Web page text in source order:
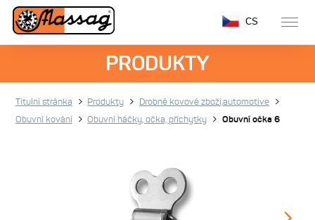
CS
PRODUKTY
Titulní stránka Produkty
Drobné kovové zboží,automotive
Obuvní kování
Obuvní háčky, očka, příchytky Obuvní očka 6